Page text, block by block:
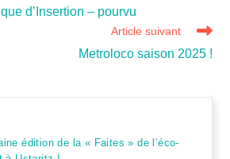
d’Insertion – pourvu
Article suivant
Metroloco saison 2025 !
édition de la « Faites » de l’éco-